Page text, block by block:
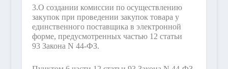
3.О создании комиссии по осуществлению
закупок при проведении закупок товара у
единственного поставщика в электронной
форме, предусмотренных частью 12 статьи
93 Закона N 44-ФЗ.